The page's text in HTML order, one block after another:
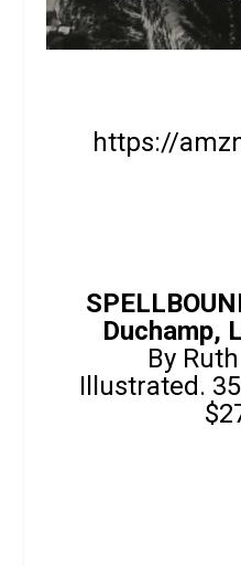
https://
Duchamp,
By
Illustrated.